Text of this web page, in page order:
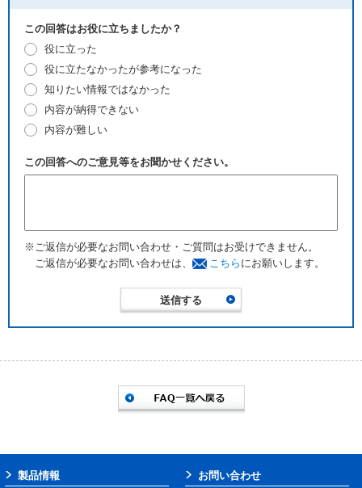
この回答はお役に立ちましたか？
役に立った
役に立たなかったが参考になった
知りたい情報ではなかった
内容が納得できない
内容が難しい
この回答へのご意見等をお聞かせください。
※ご返信が必要なお問い合わせ・ご質問はお受けできません。
ご返信が必要なお問い合わせは、
こちら にお願いします。
製品情報 お問い合わせ